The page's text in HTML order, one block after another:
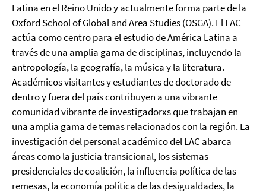
Latina en el Reino Unido y actualmente forma parte de la
Oxford School of Global and Area Studies (OSGA). El LAC
actúa como centro para el estudio de América Latina a
través de una amplia gama de disciplinas, incluyendo la
antropología, la geografía, la música y la literatura.
Académicos visitantes y estudiantes de doctorado de
dentro y fuera del país contribuyen a una vibrante
comunidad vibrante de investigadorxs que trabajan en
una amplia gama de temas relacionados con la región. La
investigación del personal académico del LAC abarca
áreas como la justicia transicional, los sistemas
presidenciales de coalición, la influencia política de las
remesas, la economía política de las desigualdades, la